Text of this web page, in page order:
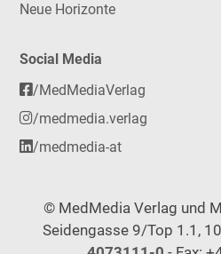
Neue Horizonte
Social Media
/MedMediaVerlag
/medmedia.verlag
/medmedia-at
© MedMedia Verlag und
Seidengasse 9/Top 1.1,